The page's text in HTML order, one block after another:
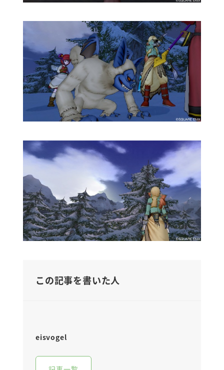
この記事を書いた人
eisvogel